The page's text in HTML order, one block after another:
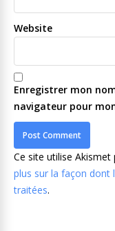
Website
Enregistrer mon
navigateur pour
Ce site utilise Akismet
plus sur la façon dont
traitées.